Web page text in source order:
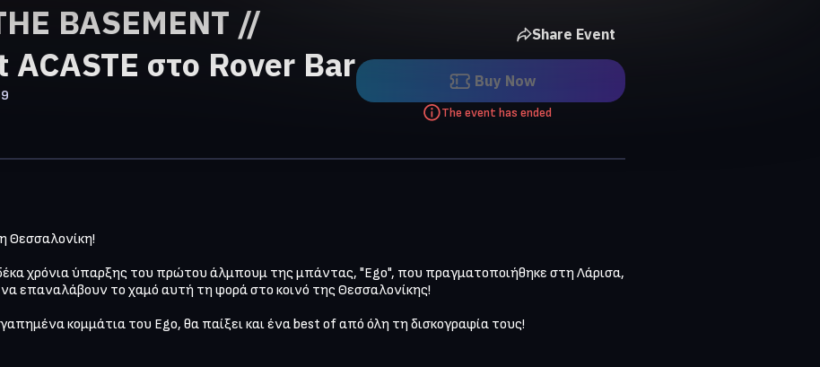
BASEMENT //
στο Rover Bar
Share Event
Buy Now
The event has ended
Θεσσαλονίκη!
χρόνια ύπαρξης του πρώτου άλμπουμ της μπάντας, "Ego", που πραγματοποιήθηκε στη Λάρισα,
να επαναλάβουν το χαμό αυτή τη φορά στο κοινό της Θεσσαλονίκης!
κομμάτια του Ego, θα παίξει και ένα best of από όλη τη δισκογραφία τους!